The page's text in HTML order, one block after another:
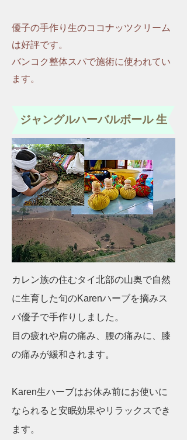
優子の手作り生のココナッツクリーム
は好評です。
バンコク整体スパで施術に使われてい
ます。
ジャングルハーバルボール 生
カレン族の住むタイ北部の山奥で自然
に生育した旬のKarenハーブを摘みス
パ優子で手作りしました。
目の疲れや肩の痛み、腰の痛みに、膝
の痛みが緩和されます。
Karen生ハーブはお休み前にお使いに
なられると安眠効果やリラックスでき
ます。